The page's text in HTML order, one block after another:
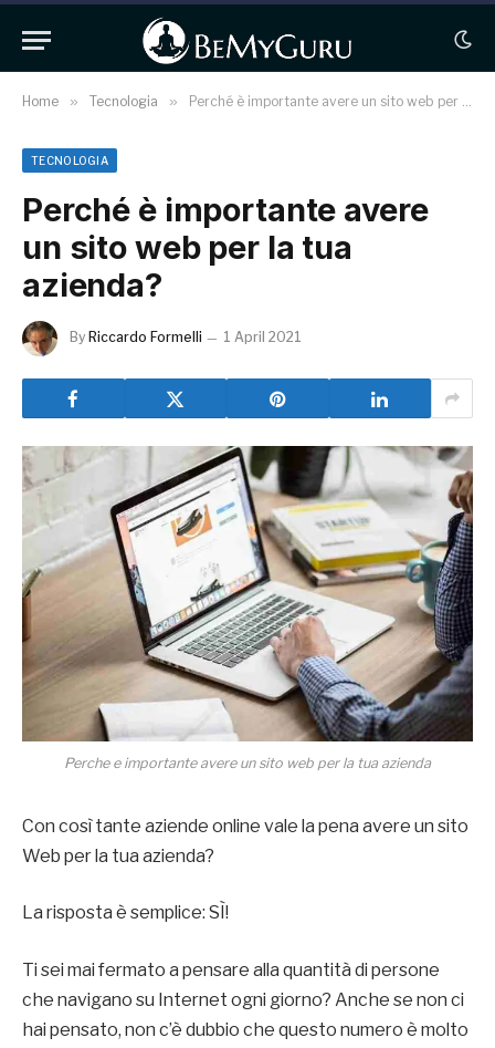
Home » Tecnologia » Perché è importante avere un sito web per la tua azienda?
TECNOLOGIA
Perché è importante avere
un sito web per la tua
azienda?
By Riccardo Formelli 1 April 2021
Perche e importante avere un sito web per la tua azienda
Con così tante aziende online vale la pena avere un sito
Web per la tua azienda?
La risposta è semplice: SÌ!
Ti sei mai fermato a pensare alla quantità di persone
che navigano su Internet ogni giorno? Anche se non ci
hai pensato, non c’è dubbio che questo numero è molto